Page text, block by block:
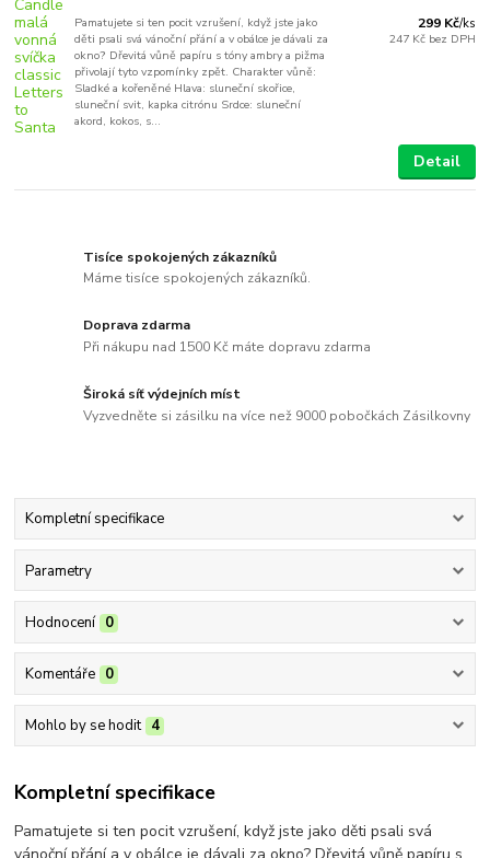
Pamatujete si ten pocit vzrušení, když jste jako
děti psali svá vánoční přání a v obálce je dávali za
okno? Dřevitá vůně papíru s tóny ambry a pižma
přivolají tyto vzpomínky zpět. Charakter vůně:
Sladké a kořeněné Hlava: sluneční skořice,
sluneční svit, kapka citrónu Srdce: sluneční
akord, kokos, s...
299 Kč/ks
247 Kč bez DPH
Detail
Tisíce spokojených zákazníků
Máme tisíce spokojených zákazníků.
Doprava zdarma
Při nákupu nad 1500 Kč máte dopravu zdarma
Široká síť výdejních míst
Vyzvedněte si zásilku na více než 9000 pobočkách Zásilkovny
Kompletní specifikace
Parametry
Hodnocení 0
Komentáře 0
Mohlo by se hodit 4
Kompletní specifikace
Pamatujete si ten pocit vzrušení, když jste jako děti psali svá